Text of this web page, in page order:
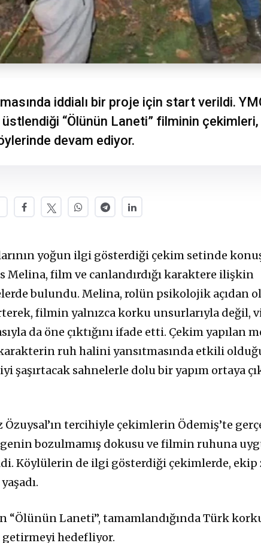
iddialı bir proje için start verildi.
üstlendiği “Ölünün Laneti” filminin
devam ediyor.
yoğun ilgi gösterdiği çekim setinde
Melina, film ve canlandırdığı karaktere ilişkin
bulundu. Melina, rolün psikolojik açıdan
filmin yalnızca korku unsurlarıyla değil,
da öne çıktığını ifade etti. Çekim yapılan
ruh halini yansıtmasında etkili
şaşırtacak sahnelerle dolu bir yapım ortaya
Özuysal’ın tercihiyle çekimlerin Ödemiş’te
bozulmamış dokusu ve filmin ruhuna
Köylülerin de ilgi gösterdiği çekimlerde, ekip
“Ölünün Laneti”, tamamlandığında Türk
hedefliyor.